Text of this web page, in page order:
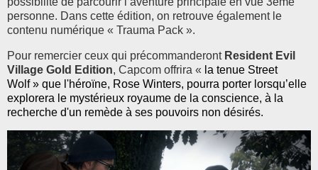
personne. Dans cette édition, on retrouve également le
contenu numérique « Trauma Pack ».
Pour remercier ceux qui précommanderont Resident Evil
Village Gold Edition, Capcom offrira « la tenue Street
Wolf » que l'héroïne, Rose Winters, pourra porter lorsqu’elle
explorera le mystérieux royaume de la conscience, à la
recherche d'un remède à ses pouvoirs non désirés.